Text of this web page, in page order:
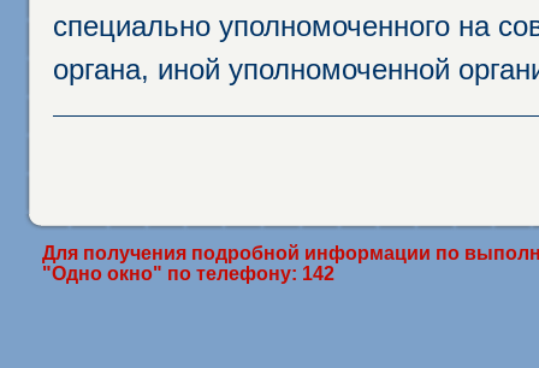
специально уполномоченного на
органа, иной уполномоченной
Для получения подробной информации по
"Одно окно" по телефону: 142